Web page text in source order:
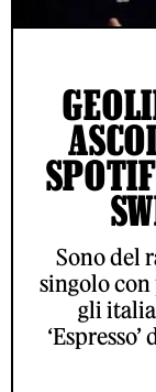
Sono del
singolo
gli